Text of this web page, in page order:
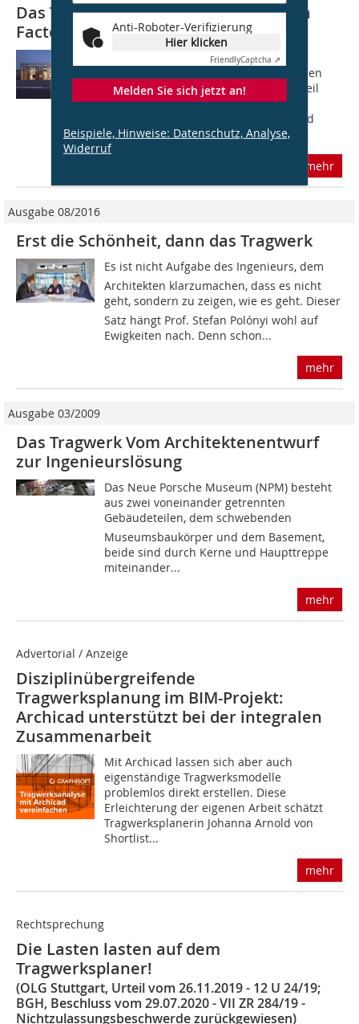
Anti-Roboter-Verifizierung
Hier klicken
FriendlyCaptcha ⇗
Melden Sie sich jetzt an!
Beispiele, Hinweise: Datenschutz, Analyse,
Widerruf
Das Tragwerk der Brunner Innovation
Factory in Rheinau
Vielfältige Blickbeziehungen Der
lichtdurchflutete Bau verfügt über einen
großen eingeschossigen Produktionsteil
sowie einem zweigeschossigen Teil,
bestehend aus Betriebsrestaurant und
den...
mehr
Ausgabe 08/2016
Erst die Schönheit, dann das Tragwerk
Es ist nicht Aufgabe des Ingenieurs, dem
Architekten klarzumachen, dass es nicht
geht, sondern zu zeigen, wie es geht. Dieser
Satz hängt Prof. Stefan Polónyi wohl auf
Ewigkeiten nach. Denn schon...
mehr
Ausgabe 03/2009
Das Tragwerk Vom Architektenentwurf
zur Ingenieurslösung
Das Neue Porsche Museum (NPM) besteht
aus zwei voneinander getrennten
Gebäudeteilen, dem schwebenden
Museumsbaukörper und dem Basement,
beide sind durch Kerne und Haupttreppe
miteinander...
mehr
Advertorial / Anzeige
Disziplinübergreifende
Tragwerksplanung im BIM-Projekt:
Archicad unterstützt bei der integralen
Zusammenarbeit
Mit Archicad lassen sich aber auch
eigenständige Tragwerksmodelle
problemlos direkt erstellen. Diese
Erleichterung der eigenen Arbeit schätzt
Tragwerksplanerin Johanna Arnold von
Shortlist...
mehr
Rechtsprechung
Die Lasten lasten auf dem
Tragwerksplaner!
(OLG Stuttgart, Urteil vom 26.11.2019 - 12 U 24/19;
BGH, Beschluss vom 29.07.2020 - VII ZR 284/19 -
Nichtzulassungsbeschwerde zurückgewiesen)